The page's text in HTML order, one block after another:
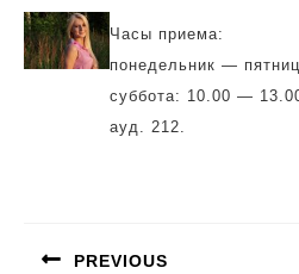
Часы приема:
понедельник —
суббота: 10.00 —
ауд. 212.
PREVIOUS